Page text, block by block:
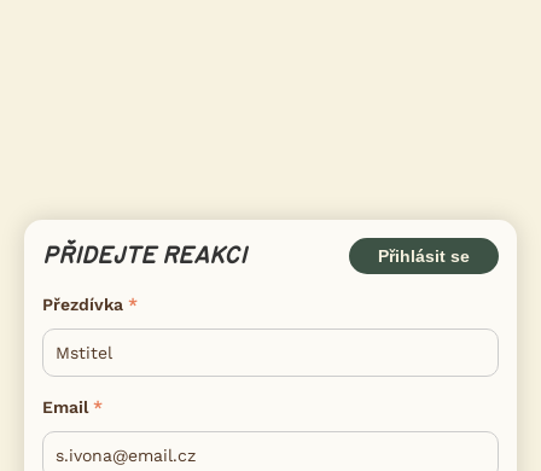
PŘIDEJTE REAKCI Přihlásit se
Přezdívka
Email